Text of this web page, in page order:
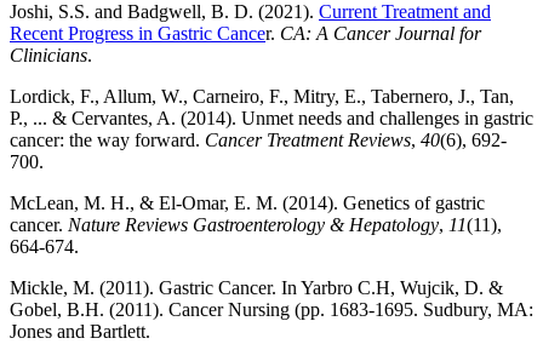
Joshi, S.S. and Badgwell, B. D. (2021). Current Treatment and
Recent Progress in Gastric Cancer. CA: A Cancer Journal for
Clinicians.
Lordick, F., Allum, W., Carneiro, F., Mitry, E., Tabernero, J., Tan,
P., ... & Cervantes, A. (2014). Unmet needs and challenges in gastric
cancer: the way forward. Cancer Treatment Reviews, 40(6), 692-
700.
McLean, M. H., & El-Omar, E. M. (2014). Genetics of gastric
cancer. Nature Reviews Gastroenterology & Hepatology, 11(11),
664-674.
Mickle, M. (2011). Gastric Cancer. In Yarbro C.H, Wujcik, D. &
Gobel, B.H. (2011). Cancer Nursing (pp. 1683-1695. Sudbury, MA:
Jones and Bartlett.